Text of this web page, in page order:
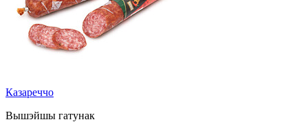
Казареччо
Вышэйшы гатунак